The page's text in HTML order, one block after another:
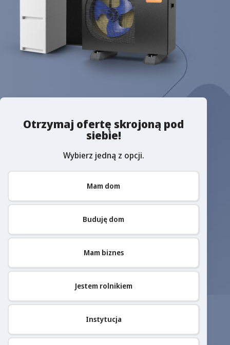
Otrzymaj ofertę skrojoną pod
siebie!
Wybierz jedną z opcji.
Mam dom
Buduję dom
Mam biznes
Jestem rolnikiem
Instytucja